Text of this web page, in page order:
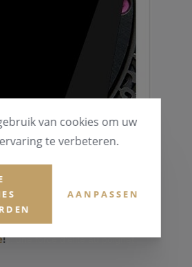
u de nieuwe Bell&Ross
!y: une force d’élite au poignet
van cookies om uw
te verbeteren.
AANPASSEN